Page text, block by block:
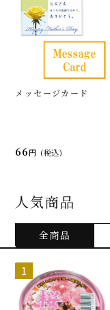
メッセージカード
66 (税込)
人気商品
全商品